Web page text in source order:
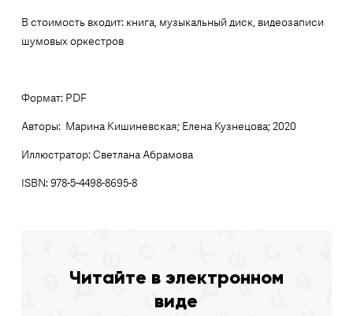
В стоимость входит: книга, музыкальный диск, видеозаписи
шумовых оркестров
Формат: PDF
Авторы: Марина Кишиневская; Елена Кузнецова; 2020
Иллюстратор: Светлана Абрамова
ISBN: 978-5-4498-8695-8
Читайте в электронном
виде